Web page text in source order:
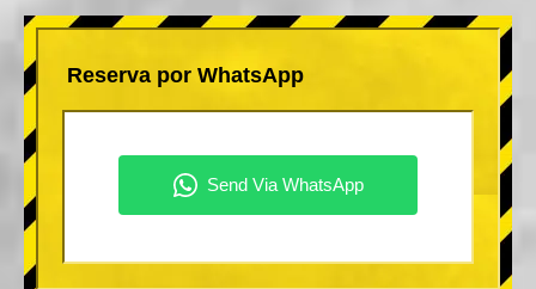
Reserva por WhatsApp